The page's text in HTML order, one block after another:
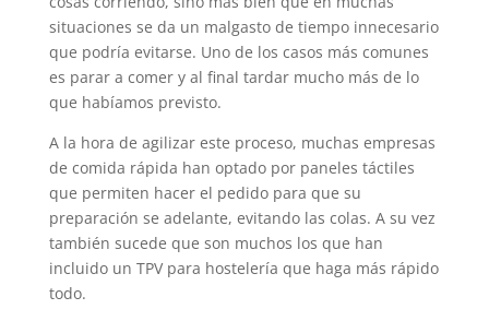
situaciones se da un malgasto de tiempo innecesario
que podría evitarse. Uno de los casos más comunes
es parar a comer y al final tardar mucho más de lo
que habíamos previsto.
A la hora de agilizar este proceso, muchas empresas
de comida rápida han optado por paneles táctiles
que permiten hacer el pedido para que su
preparación se adelante, evitando las colas. A su vez
también sucede que son muchos los que han
incluido un TPV para hostelería que haga más rápido
todo.